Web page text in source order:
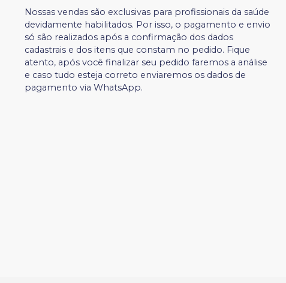
Nossas vendas são exclusivas para profissionais da saúde
devidamente habilitados. Por isso, o pagamento e envio
só são realizados após a confirmação dos dados
cadastrais e dos itens que constam no pedido. Fique
atento, após você finalizar seu pedido faremos a análise
e caso tudo esteja correto enviaremos os dados de
pagamento via WhatsApp.